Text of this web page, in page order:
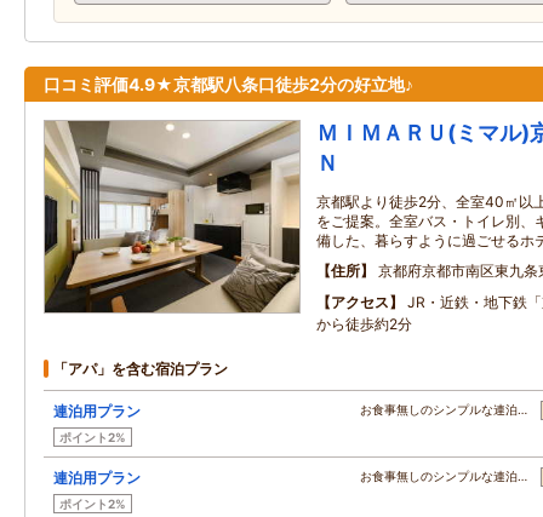
口コミ評価4.9★京都駅八条口徒歩2分の好立地♪
ＭＩＭＡＲＵ(ミマル)
Ｎ
京都駅より徒歩2分、全室40㎡以
をご提案。全室バス・トイレ別、
備した、暮らすように過ごせるホ
住所
京都府京都市南区東九
アクセス
JR・近鉄・地下鉄
から徒歩約2分
「アパ」を含む宿泊プラン
連泊用プラン
ポイント2%
お食事無しのシンプルな連泊…
連泊用プラン
ポイント2%
お食事無しのシンプルな連泊…